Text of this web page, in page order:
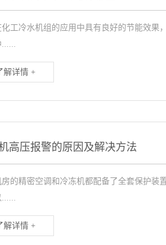
化工冷水机组的应用中具有良好的节能效果
解详情 +
高压报警的原因及解决方法
的精密空调和冷冻机都配备了全套保护装
解详情 +